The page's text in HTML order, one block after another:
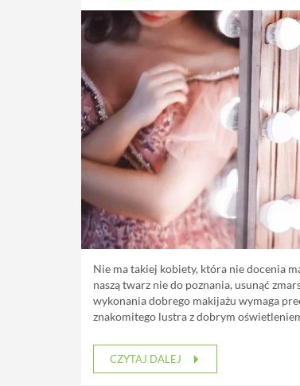
Nie ma takiej kobiety, która nie docenia
naszą twarz nie do poznania, usunąć
wykonania dobrego makijażu wymaga
znakomitego lustra z dobrym
CZYTAJ DALEJ